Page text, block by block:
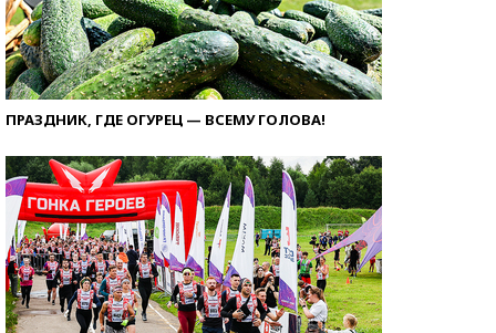
ПРАЗДНИК, ГДЕ ОГУРЕЦ — ВСЕМУ ГОЛОВА!